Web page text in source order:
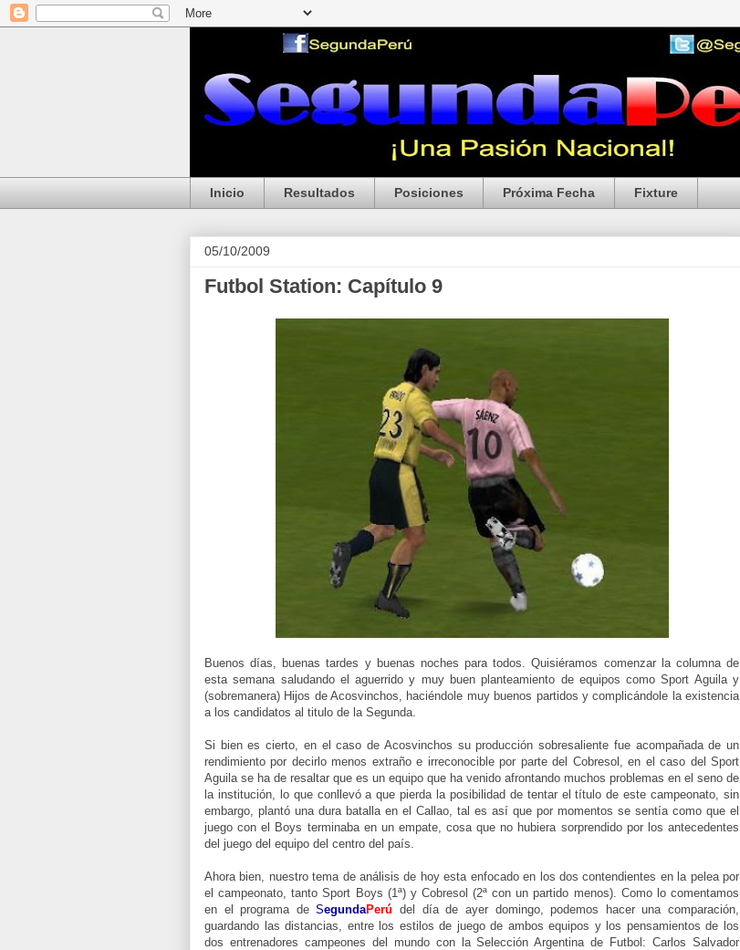
Inicio Resultados Posiciones Próxima Fecha Fixture
05/10/2009
Futbol Station: Capítulo 9
Buenos días, buenas tardes y buenas noches para todos. Quisiéramos comenzar la columna de
esta semana saludando el aguerrido y muy buen planteamiento de equipos como Sport Aguila y
(sobremanera) Hijos de Acosvinchos, haciéndole muy buenos partidos y complicándole la existencia
a los candidatos al titulo de la Segunda.
Si bien es cierto, en el caso de Acosvinchos su producción sobresaliente fue acompañada de un
rendimiento por decirlo menos extraño e irreconocible por parte del Cobresol, en el caso del Sport
Aguila se ha de resaltar que es un equipo que ha venido afrontando muchos problemas en el seno de
la institución, lo que conllevó a que pierda la posibilidad de tentar el título de este campeonato, sin
embargo, plantó una dura batalla en el Callao, tal es así que por momentos se sentía como que el
juego con el Boys terminaba en un empate, cosa que no hubiera sorprendido por los antecedentes
del juego del equipo del centro del país.
Ahora bien, nuestro tema de análisis de hoy esta enfocado en los dos contendientes en la pelea por
el campeonato, tanto Sport Boys (1ª) y Cobresol (2ª con un partido menos). Como lo comentamos
en el programa deSegundaPerú
del día de ayer domingo, podemos hacer una comparación,
guardando las distancias, entre los estilos de juego de ambos equipos y los pensamientos de los
dos entrenadores campeones del mundo con la Selección Argentina de Futbol: Carlos Salvador